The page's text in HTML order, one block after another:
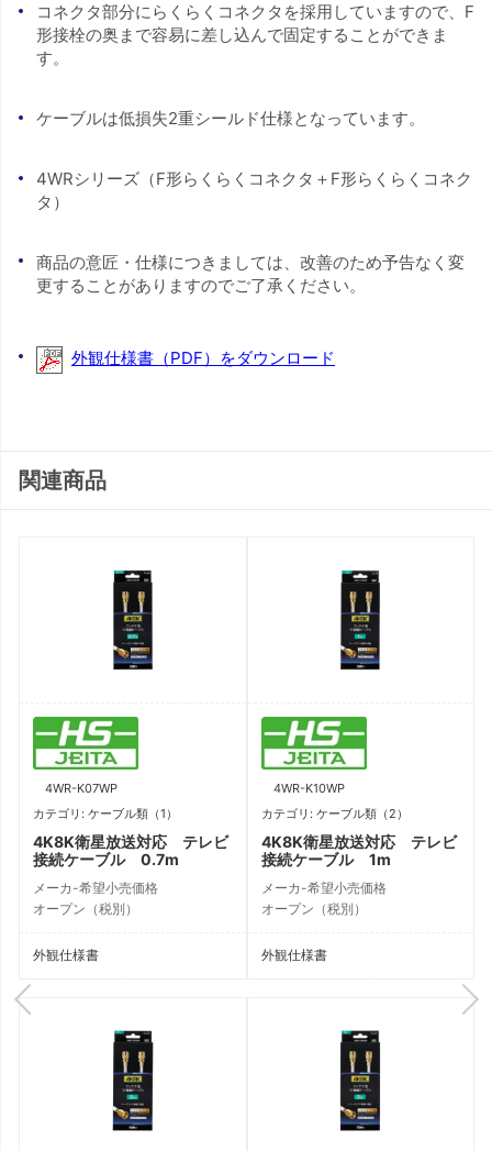
コネクタ部分にらくらくコネクタを採用していますので、F
形接栓の奥まで容易に差し込んで固定することができま
す。
ケーブルは低損失2重シールド仕様となっています。
4WRシリーズ（F形らくらくコネクタ＋F形らくらくコネク
タ）
商品の意匠・仕様につきましては、改善のため予告なく変
更することがありますのでご了承ください。
外観仕様書（PDF）をダウンロード
関連商品
4WR-K07WP
カテゴリ: ケーブル類（1）
4K8K衛星放送対応 テレビ
接続ケーブル 0.7m
メーカ-希望小売価格
オープン（税別）
外観仕様書
4WR-K10WP
カテゴリ: ケーブル類（2）
4K8K衛星放送対応 テレビ
接続ケーブル 1m
メーカ-希望小売価格
オープン（税別）
外観仕様書